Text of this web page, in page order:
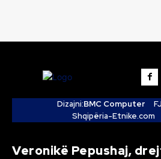
Dizajni:BMC Computer
Shqipëria-Etnike.com
Veronikë Pepushaj,